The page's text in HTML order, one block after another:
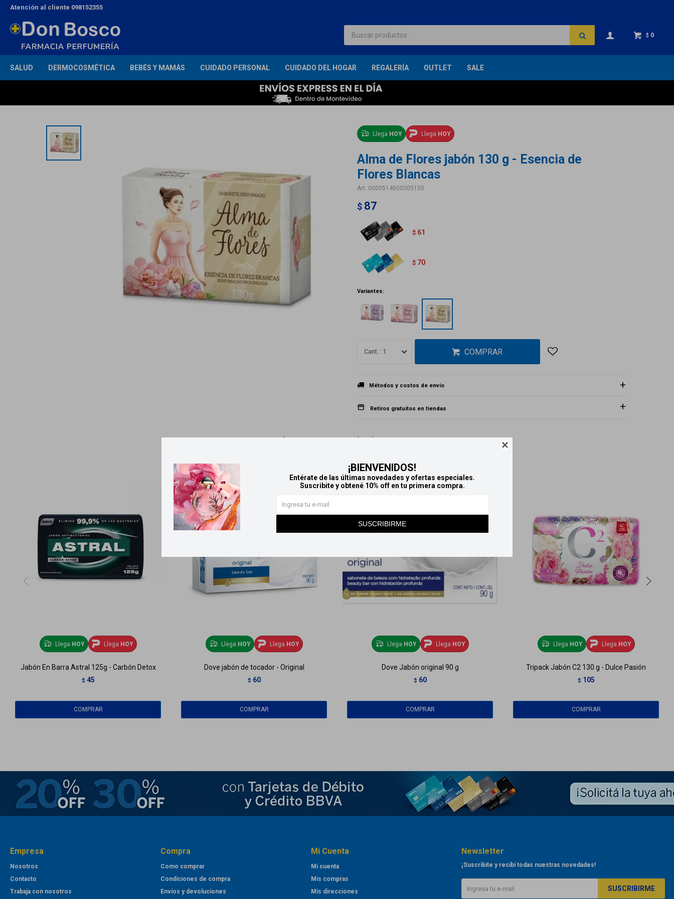

¡BIENVENIDOS!
Entérate de las últimas novedades y ofertas especiales.
Suscribite y obtené 10% off en tu primera compra.
SUSCRIBIRME
SALUD DERMOCOSMÉTICA BEBÉS Y MAMÁS CUIDADO PERSONAL CUIDADO DEL HOGAR REGALERÍA OUTLET SALE
$ 0
Atención al cliente 098152355
Llega HOY Llega HOY
Alma de Flores jabón 130 g - Esencia de
Flores Blancas
0000514600005150
$ 87
$ 61
$ 70
Variantes:
1 COMPRAR
Métodos y costos de envío
Retiros gratuitos en tiendas
Productos que te pueden interesar
Llega HOY Llega HOY
Jabón En Barra Astral 125g - Carbón Detox
$ 45
Llega HOY Llega HOY
Dove jabón de tocador - Original
$ 60
Llega HOY Llega HOY
Dove Jabón original 90 g
$ 60
Llega HOY Llega HOY
Tripack Jabón C2 130 g - Dulce Pasión
$ 105
Empresa
Nosotros
Contacto
Trabaja con nosotros
Compra
Como comprar
Condiciones de compra
Envíos y devoluciones
Mi Cuenta
Mi cuenta
Mis compras
Mis direcciones
Newsletter
¡Suscribite y recibí todas nuestras novedades!
SUSCRIBIRME